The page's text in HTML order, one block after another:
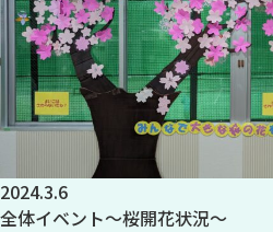
2024.3.6
全体イベント～桜開花状況～